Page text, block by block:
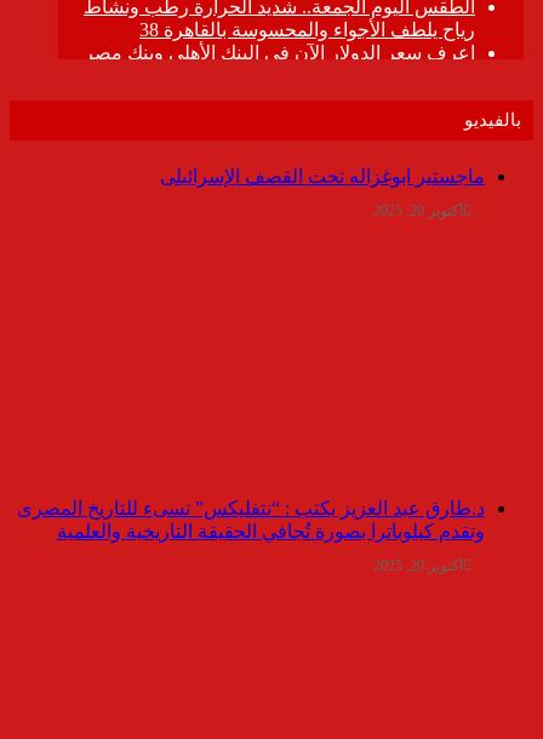
بالفيديو
ماجستير ابوغزاله تحت القصف الإسرائيلى
أكتوبر 20, 2025
د.طارق عبد العزيز يكتب : “نتفليكس” تسىء للتاريخ المصرى
وتقدم كيلوباترا بصورة تُجافي الحقيقة التاريخية والعلمية
أكتوبر 20, 2025